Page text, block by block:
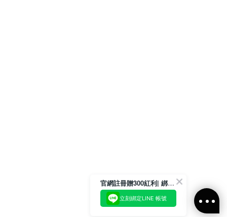
官網註冊贈300紅利| 綁定LINE再領取專屬優惠
立刻綁定LINE 帳號